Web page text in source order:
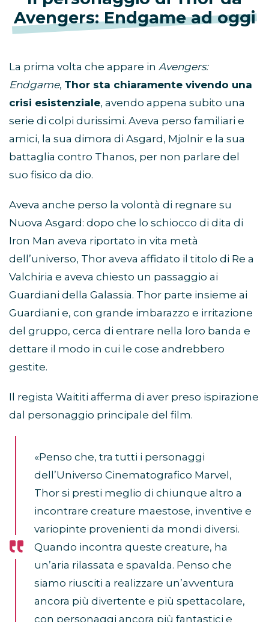
Avengers: Endgame ad oggi
La prima volta che appare in Avengers:
Endgame, Thor sta chiaramente vivendo una
crisi esistenziale, avendo appena subito una
serie di colpi durissimi. Aveva perso familiari e
amici, la sua dimora di Asgard, Mjolnir e la sua
battaglia contro Thanos, per non parlare del
suo fisico da dio.
Aveva anche perso la volontà di regnare su
Nuova Asgard: dopo che lo schiocco di dita di
Iron Man aveva riportato in vita metà
dell’universo, Thor aveva affidato il titolo di Re a
Valchiria e aveva chiesto un passaggio ai
Guardiani della Galassia. Thor parte insieme ai
Guardiani e, con grande imbarazzo e irritazione
del gruppo, cerca di entrare nella loro banda e
dettare il modo in cui le cose andrebbero
gestite.
Il regista Waititi afferma di aver preso ispirazione
dal personaggio principale del film.
«Penso che, tra tutti i personaggi
dell’Universo Cinematografico Marvel,
Thor si presti meglio di chiunque altro a
incontrare creature maestose, inventive e
variopinte provenienti da mondi diversi.
Quando incontra queste creature, ha
un’aria rilassata e spavalda. Penso che
siamo riusciti a realizzare un’avventura
ancora più divertente e più spettacolare,
con personaggi ancora più fantastici e